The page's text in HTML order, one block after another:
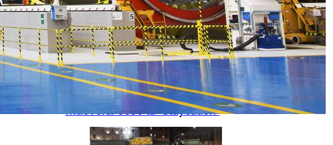
Vacanze estive, c’è anche chi resta
a casa: un italiano su due non si
muoverà. Cos’è la “Staycation”